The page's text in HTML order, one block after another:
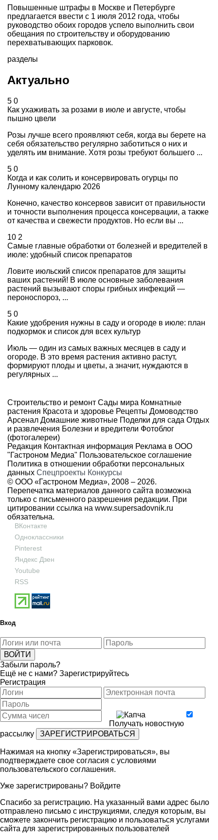
Повышенные штрафы в Москве и Петербурге
предлагается ввести с 1 июля 2012 года, чтобы
руководство обоих городов успело выполнить свои
обещания по строительству и оборудованию
перехватывающих парковок.
разделы
Актуально
5 0
Как ухаживать за розами в июле и августе, чтобы
пышно цвели
Розы лучше всего проявляют себя, когда вы берете на
себя обязательство регулярно заботиться о них и
уделять им внимание. Хотя розы требуют большего ...
5 0
Когда и как солить и консервировать огурцы по
Лунному календарю 2026
Конечно, качество консервов зависит от правильности
и точности выполнения процесса консервации, а также
от качества и свежести продуктов. Но если вы ...
10 2
Самые главные обработки от болезней и вредителей в
июле: удобный список препаратов
Ловите июльский список препаратов для защиты
ваших растений! В июле основные заболевания
растений вызывают споры грибных инфекций —
пероноспороз, ...
5 0
Какие удобрения нужны в саду и огороде в июле: план
подкормок и список для всех культур
Июль — один из самых важных месяцев в саду и
огороде. В это время растения активно растут,
формируют плоды и цветы, а значит, нуждаются в
регулярных ...
Строительство и ремонт Сады мира Комнатные
растения Красота и здоровье Рецепты Домоводство
Арсенал Домашние животные Поделки для сада Отдых
и развлечения Болезни и вредители Фотоблог
(фотогалереи)
Редакция Контактная информация Реклама в ООО
"Гастроном Медиа" Пользовательское соглашение
Политика в отношении обработки персональных
данных Спецпроекты Конкурсы
© ООО «Гастроном Медиа», 2008 – 2026.
Перепечатка материалов данного сайта возможна
только с письменного разрешения редакции. При
цитировании ссылка на www.supersadovnik.ru
обязательна.
ВКонтакте
Одноклассники
Pinterest
Яндекс Дзен
Youtube
RSS
Вход
Забыли пароль?
Ещё не с нами? Зарегистрируйтесь
Регистрация
Получать новостную
рассылку
Нажимая на кнопку «Зарегистрироваться», вы
подтверждаете свое согласия с условиями
пользовательского соглашения.
Уже зарегистрированы? Войдите
Спасибо за регистрацию. На указанный вами адрес было
отправлено письмо с инструкциями, следуя которым, вы
сможете закончить регистрацию и пользоваться услугами
сайта для зарегистрированных пользователей